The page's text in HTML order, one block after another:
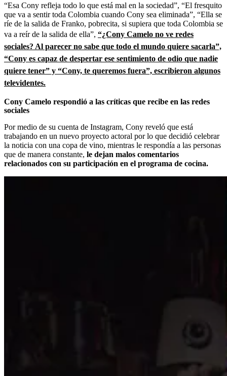
“Esa Cony refleja todo lo que está mal en la sociedad”, “El fresquito
que va a sentir toda Colombia cuando Cony sea eliminada”, “Ella se
ríe de la salida de Franko, pobrecita, si supiera que toda Colombia se
va a reír de la salida de ella”, “¿Cony Camelo no ve redes
sociales? Al parecer no sabe que todo el mundo quiere sacarla”,
“Cony es capaz de despertar ese sentimiento de odio que nadie
quiere tener” y “Cony, te queremos fuera”, escribieron algunos
televidentes.
Cony Camelo respondió a las críticas que recibe en las redes
sociales
Por medio de su cuenta de Instagram, Cony reveló que está
trabajando en un nuevo proyecto actoral por lo que decidió celebrar
la noticia con una copa de vino, mientras le respondía a las personas
que de manera constante, le dejan malos comentarios
relacionados con su participación en el programa de cocina.